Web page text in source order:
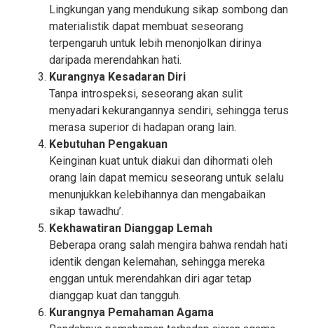
Lingkungan yang mendukung sikap sombong dan
materialistik dapat membuat seseorang
terpengaruh untuk lebih menonjolkan dirinya
daripada merendahkan hati.
Kurangnya Kesadaran Diri
Tanpa introspeksi, seseorang akan sulit
menyadari kekurangannya sendiri, sehingga terus
merasa superior di hadapan orang lain.
Kebutuhan Pengakuan
Keinginan kuat untuk diakui dan dihormati oleh
orang lain dapat memicu seseorang untuk selalu
menunjukkan kelebihannya dan mengabaikan
sikap tawadhu’.
Kekhawatiran Dianggap Lemah
Beberapa orang salah mengira bahwa rendah hati
identik dengan kelemahan, sehingga mereka
enggan untuk merendahkan diri agar tetap
dianggap kuat dan tangguh.
Kurangnya Pemahaman Agama